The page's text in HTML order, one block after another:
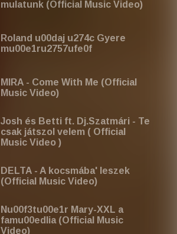
mulatunk (Official Music Video)
Roland u00daj u274c Gyere
mu00e1ru2757ufe0f
MIRA - Come With Me (Official
Music Video)
Josh és Betti ft. Dj.Szatmári - Te
csak játszol velem ( Official
Music Video )
DELTA - A kocsmába' leszek
(Official Music Video)
Nu00f3tu00e1r Mary-XXL a
famu00edlia (Official Music
Video)